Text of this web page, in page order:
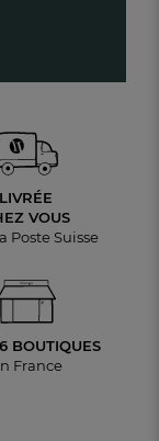
LIVRÉE
VOUS
Poste Suisse
BOUTIQUES
France